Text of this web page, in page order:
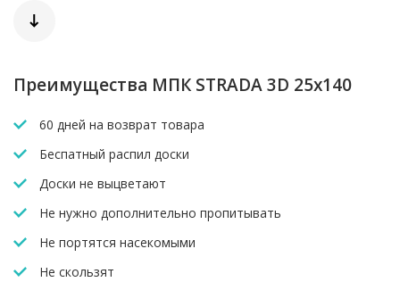
бетоном в современных архитектурных решениях.
Преимущества МПК STRADA 3D 25x140
60 дней на возврат товара
Беспатный распил доски
Доски не выцветают
Не нужно дополнительно пропитывать
Не портятся насекомыми
Не скользят